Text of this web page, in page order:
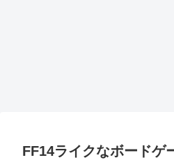
FF14ライクなボードゲ